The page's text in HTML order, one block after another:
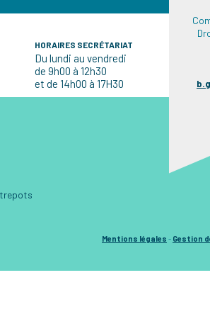
HORAIRES SECRÉTARIAT
Du lundi au vendredi
de 9h00 à 12h30
et de 14h00 à 17H30
Mentions légales - Gestion